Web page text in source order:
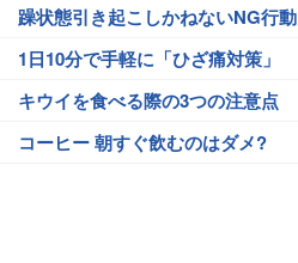
躁状態引き起こしかねないNG行動
1日10分で手軽に「ひざ痛対策」
キウイを食べる際の3つの注意点
コーヒー 朝すぐ飲むのはダメ?